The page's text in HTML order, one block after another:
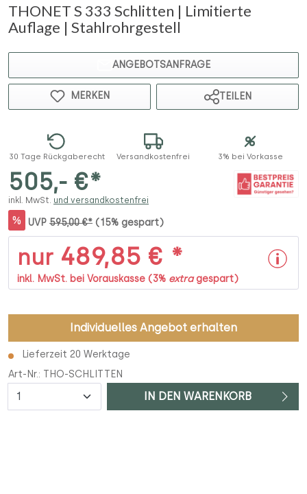
THONET S 333 Schlitten | Limitierte
Auflage | Stahlrohrgestell
ANGEBOTSANFRAGE
MERKEN TEILEN
30 Tage Rückgaberecht Versandkostenfrei 3% bei Vorkasse
505,- €*
inkl. MwSt. und versandkostenfrei
% UVP 595,00 €* (15% gespart)
nur 489,85 € *
inkl. MwSt. bei Vorauskasse (3% extragespart)
Individuelles Angebot erhalten
Lieferzeit 20 Werktage
Art-Nr.: THO-SCHLITTEN
Anzahl IN DEN WARENKORB